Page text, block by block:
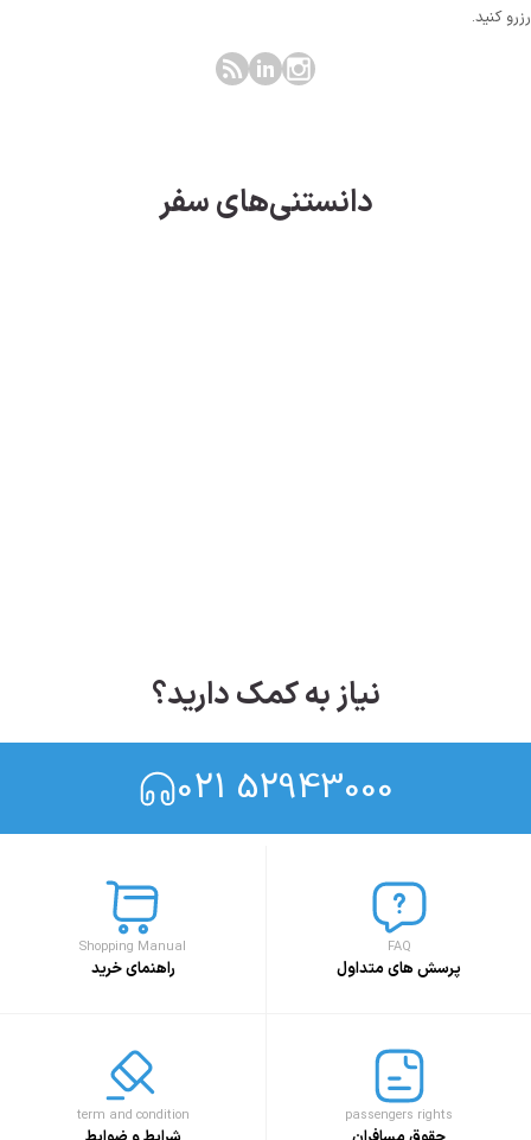
کنید.
دانستنی‌های سفر
نیاز به کمک دارید؟
021 52943000
FAQ
پرسش های متداول
Shopping Manual
راهنمای خرید
passengers rights
term and condition